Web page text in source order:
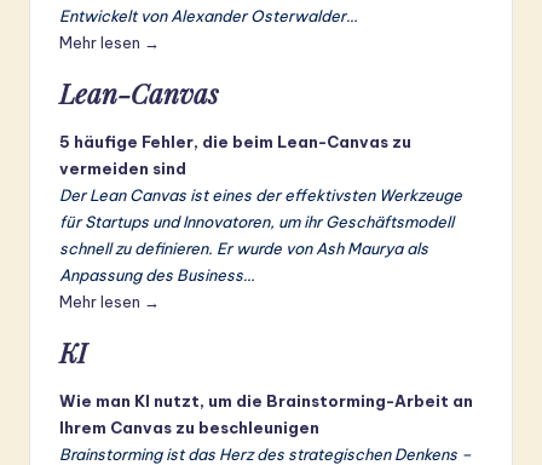
Entwickelt von Alexander Osterwalder…
Mehr lesen →
Lean-Canvas
5 häufige Fehler, die beim Lean-Canvas zu
vermeiden sind
Der Lean Canvas ist eines der effektivsten Werkzeuge
für Startups und Innovatoren, um ihr Geschäftsmodell
schnell zu definieren. Er wurde von Ash Maurya als
Anpassung des Business…
Mehr lesen →
KI
Wie man KI nutzt, um die Brainstorming-Arbeit an
Ihrem Canvas zu beschleunigen
Brainstorming ist das Herz des strategischen Denkens –